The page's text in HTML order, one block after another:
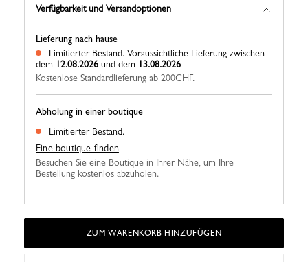
Verfügbarkeit und Versandoptionen
Abholung in einer boutique
Limitierter Bestand.
Eine boutique finden
Besuchen Sie eine Boutique in Ihrer Nähe, um Ihre
Bestellung kostenlos abzuholen.
Lieferung nach hause
Limitierter Bestand. Voraussichtliche Lieferung zwischen
dem 12.08.2026 und dem 13.08.2026
Kostenlose Standardlieferung ab 200CHF.
ZUM WARENKORB HINZUFÜGEN